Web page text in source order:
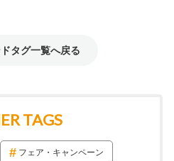
タグ一覧へ戻る
TAGS
フェア・キャンペーン